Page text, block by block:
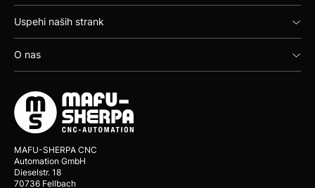
Uspehi naših strank
O nas
MAFU-SHERPA CNC
Automation GmbH
Dieselstr. 18
70736 Fellbach